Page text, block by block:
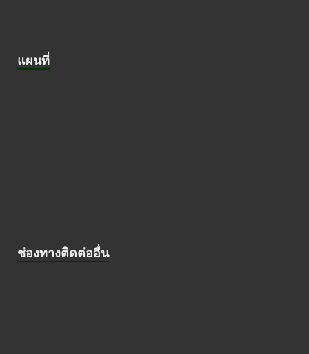
แผนที่
ช่องทางติดต่ออื่น